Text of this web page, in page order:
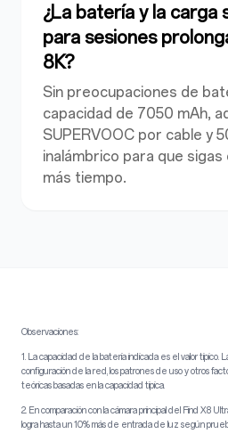
¿La batería y la carga
para sesiones
8K?
Sin preocupaciones de
capacidad de 7050 mAh,
SUPERVOOC por cable y
inalámbrico para que
más tiempo.
Observaciones:
1. La capacidad de la batería indicada es el valor típico.
configuración de la red, los patrones de uso y otros
teóricas basadas en la capacidad típica.
2. En comparación con la cámara principal del Find X8
logra hasta un 10% más de entrada de luz según